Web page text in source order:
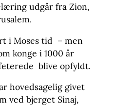
udgår fra Zion,
i Moses tid – men
konge i 1000 år
blive opfyldt.
hovedsagelig givet
ved bjerget Sinaj,